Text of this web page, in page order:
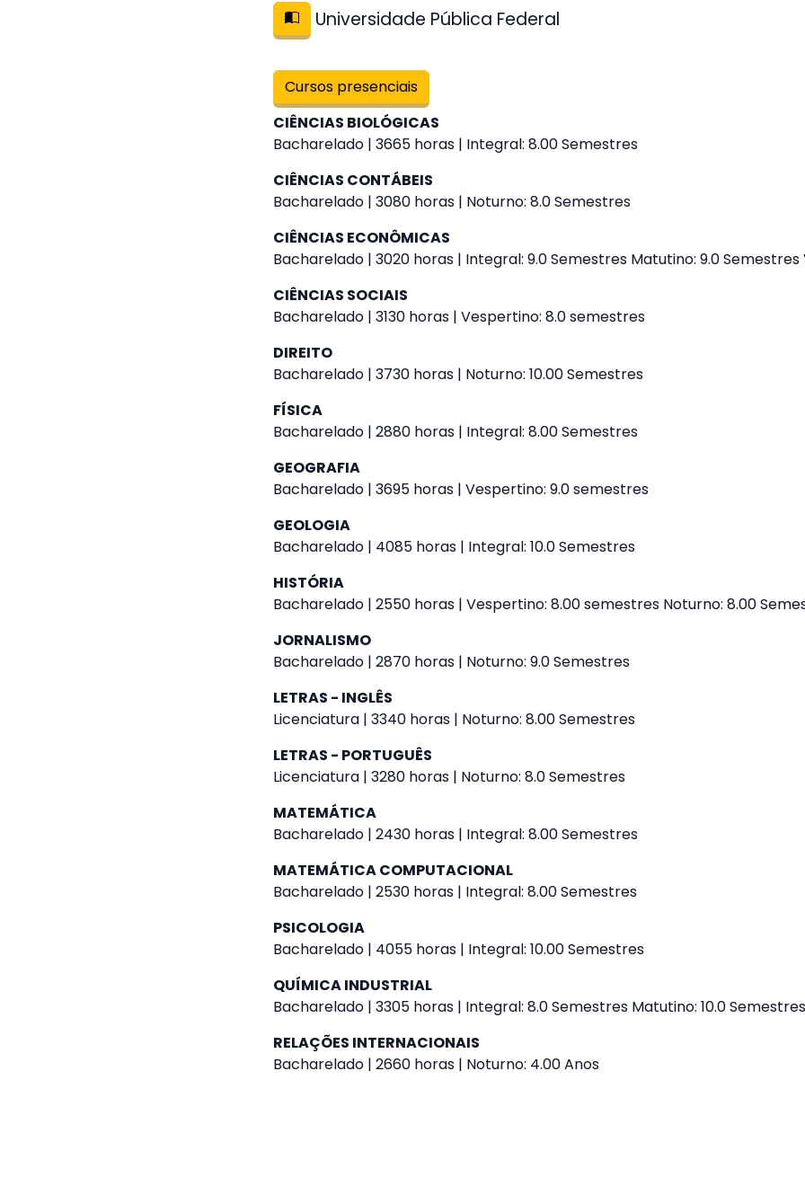
Universidade Pública Federal
Cursos presenciais
CIÊNCIAS BIOLÓGICAS
Bacharelado | 3665 horas | Integral: 8.00 Semestres
CIÊNCIAS CONTÁBEIS
Bacharelado | 3080 horas | Noturno: 8.0 Semestres
CIÊNCIAS ECONÔMICAS
Bacharelado | 3020 horas | Integral: 9.0 Semestres Matutino: 9.0 Semestres
CIÊNCIAS SOCIAIS
Bacharelado | 3130 horas | Vespertino: 8.0 semestres
DIREITO
Bacharelado | 3730 horas | Noturno: 10.00 Semestres
FÍSICA
Bacharelado | 2880 horas | Integral: 8.00 Semestres
GEOGRAFIA
Bacharelado | 3695 horas | Vespertino: 9.0 semestres
GEOLOGIA
Bacharelado | 4085 horas | Integral: 10.0 Semestres
HISTÓRIA
Bacharelado | 2550 horas | Vespertino: 8.00 semestres Noturno: 8.00
JORNALISMO
Bacharelado | 2870 horas | Noturno: 9.0 Semestres
LETRAS - INGLÊS
Licenciatura | 3340 horas | Noturno: 8.00 Semestres
LETRAS - PORTUGUÊS
Licenciatura | 3280 horas | Noturno: 8.0 Semestres
MATEMÁTICA
Bacharelado | 2430 horas | Integral: 8.00 Semestres
MATEMÁTICA COMPUTACIONAL
Bacharelado | 2530 horas | Integral: 8.00 Semestres
PSICOLOGIA
Bacharelado | 4055 horas | Integral: 10.00 Semestres
QUÍMICA INDUSTRIAL
Bacharelado | 3305 horas | Integral: 8.0 Semestres Matutino: 10.0
RELAÇÕES INTERNACIONAIS
Bacharelado | 2660 horas | Noturno: 4.00 Anos